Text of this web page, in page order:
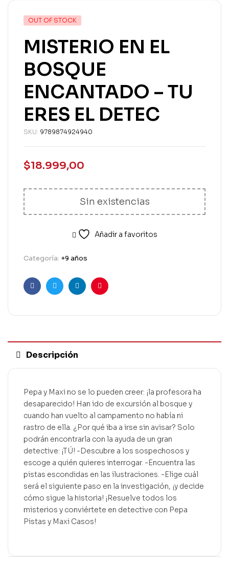
AVAILABILITY:
OUT OF STOCK
MISTERIO EN EL
BOSQUE
ENCANTADO – TU
ERES EL DETEC
SKU: 9789874924940
$18.999,00
Sin existencias
Añadir a favoritos
Categoría: +9 años
FacebookTwitterLinkedinPinterest
Descripción
Pepa y Maxi no se lo pueden creer: ¡la profesora ha
desaparecido! Han ido de excursión al bosque y
cuando han vuelto al campamento no había ni
rastro de ella. ¿Por qué iba a irse sin avisar? Solo
podrán encontrarla con la ayuda de un gran
detective: ¡TÚ! -Descubre a los sospechosos y
escoge a quién quieres interrogar. -Encuentra las
pistas escondidas en las ilustraciones. -Elige cuál
será el siguiente paso en la investigación, ¡y decide
cómo sigue la historia! ¡Resuelve todos los
misterios y conviértete en detective con Pepa
Pistas y Maxi Casos!